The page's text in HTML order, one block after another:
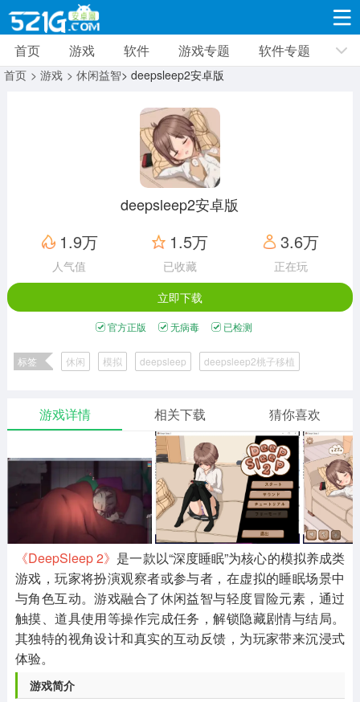
游戏 软件 游戏专题 软件专题 新闻资讯
8691款应用
动作闯关
12960款应用
赛车竞速
3628款应用
卡牌对战
2051款应用
体育运动
1278款应用
手游辅助
1958款应用
二次元
模拟经营
传奇手游
仙侠手游
手赚网赚
446款应用
绝地求生
34款应用
三国游戏
3931款应用
我的世界
69款应用
像素游戏
700款应用
其他
981款应用
末日游戏
1405款应用
pc游戏
3443款应用
游戏攻略
63款应用
软件教程
8款应用
热点新闻
8款应用
首页 游戏 软件 游戏专题 软件专题
首页 > 游戏 > 休闲益智> deepsleep2安卓版
deepsleep2安卓版
1.9万
人气值
1.5万
已收藏
3.6万
正在玩
立即下载
官方正版 无病毒 已检测
标签 休闲 模拟 deepsleep
deepsleep2桃子移植
deepsleep2版本大全
游戏详情 相关下载 猜你喜欢
《DeepSleep 2》 是一款以“深度睡眠”为核心的模拟养成类
游戏，玩家将扮演观察者或参与者，在虚拟的睡眠场景中
与角色互动。游戏融合了休闲益智与轻度冒险元素，通过
触摸、道具使用等操作完成任务，解锁隐藏剧情与结局。
其独特的视角设计和真实的互动反馈，为玩家带来沉浸式
体验。
游戏简介